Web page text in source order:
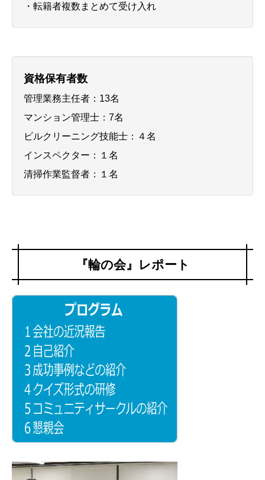
・転籍者複数まとめて受け入れ
資格保有者数
管理業務主任者：13名
マンション管理士：7名
ビルクリーニング技能士：４名
インスペクター：１名
清掃作業監督者：１名
『輪の会』レポート